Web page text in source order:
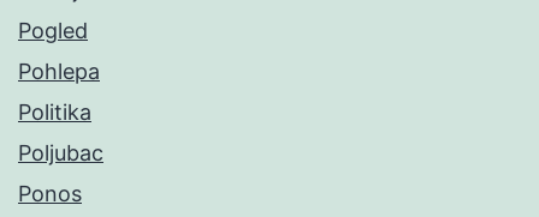
Pogled
Pohlepa
Politika
Poljubac
Ponos